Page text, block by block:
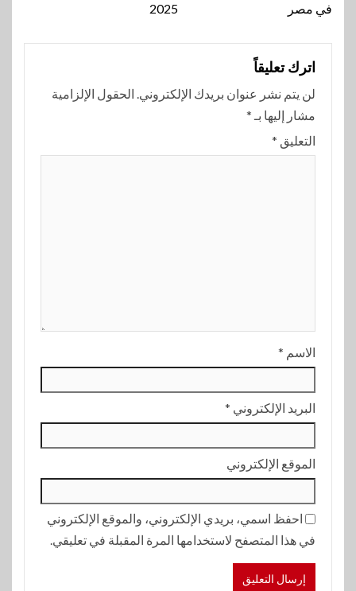
2025
في مصر
اترك تعليقاً
لن يتم نشر عنوان بريدك الإلكتروني. الحقول الإلزامية
مشار إليها بـ *
التعليق *
الاسم *
البريد الإلكتروني *
الموقع الإلكتروني
احفظ اسمي، بريدي الإلكتروني، والموقع الإلكتروني
في هذا المتصفح لاستخدامها المرة المقبلة في تعليقي.